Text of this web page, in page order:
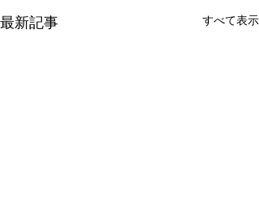
最新記事 すべて表示